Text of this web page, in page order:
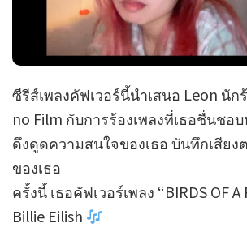
ซีรีส์เพลงคัฟเวอร์นี้นำเสนอ Leon นัก
no Film กับการร้องเพลงที่เธอชื่นชอบ
ดึงดูดความสนใจของเธอ บันทึกเสีย
ของเธอ
ครั้งนี้ เธอคัฟเวอร์เพลง “BIRDS OF A
Billie Eilish